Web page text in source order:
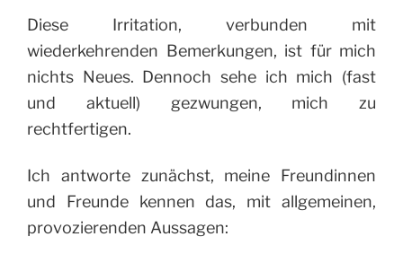
Diese Irritation, verbunden mit
wiederkehrenden Bemerkungen, ist für mich
nichts Neues. Dennoch sehe ich mich (fast
und aktuell) gezwungen, mich zu
rechtfertigen.
Ich antworte zunächst, meine Freundinnen
und Freunde kennen das, mit allgemeinen,
provozierenden Aussagen: